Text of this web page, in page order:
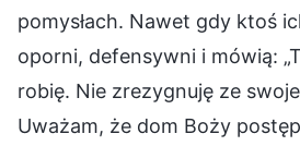
pomysłach. Nawet gdy ktoś
oporni, defensywni i mówią:
robię. Nie zrezygnuję ze
Uważam, że dom Boży